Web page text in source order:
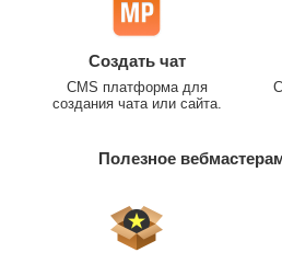
Создать чат
CMS платформа для
создания чата или сайта.
Полезное